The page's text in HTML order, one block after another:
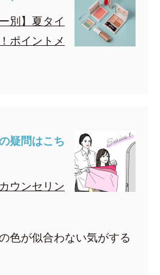
別】夏タイ
ポイントメ
疑問はこち
ウンセリン
色が似合わない気がする